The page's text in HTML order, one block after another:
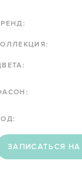
ЗАПИСАТЬСЯ